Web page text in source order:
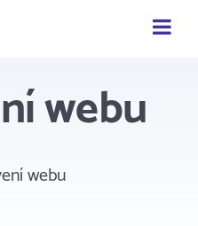
webu
webu